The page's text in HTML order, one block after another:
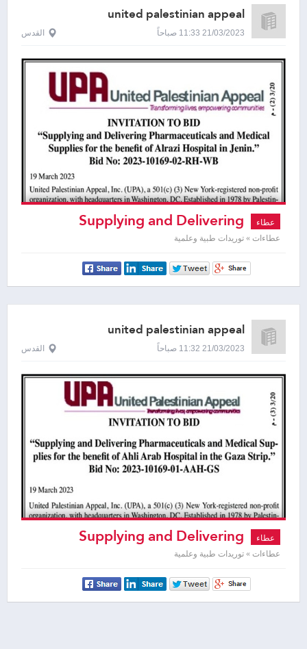
united palestinian appeal
21/03/2023 11:33 صباحاً القدس
عطاء Supplying and Delivering
Pharmaceuticals and Medical Supplies
عطاءات » توريدات طبية وعلمية
united palestinian appeal
21/03/2023 11:32 صباحاً القدس
عطاء Supplying and Delivering
Pharmaceuticals and Medical Supplies
عطاءات » توريدات طبية وعلمية